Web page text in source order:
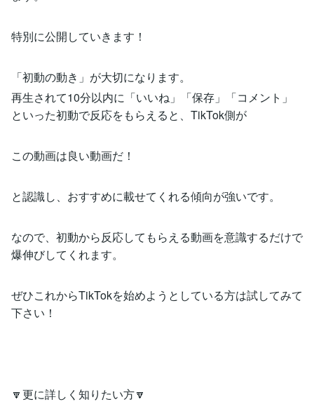
特別に公開していきます！
「初動の動き」が大切になります。
再生されて10分以内に「いいね」「保存」「コメント」
といった初動で反応をもらえると、TikTok側が
この動画は良い動画だ！
と認識し、おすすめに載せてくれる傾向が強いです。
なので、初動から反応してもらえる動画を意識するだけで
爆伸びしてくれます。
ぜひこれからTikTokを始めようとしている方は試してみて
下さい！
🔽更に詳しく知りたい方🔽